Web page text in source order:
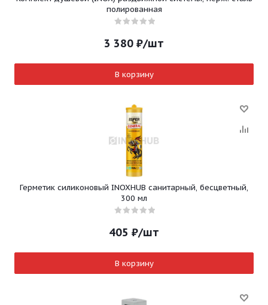
полированная
3 380 ₽/шт
В корзину
Герметик силиконовый INOXHUB санитарный, бесцветный,
300 мл
405 ₽/шт
В корзину